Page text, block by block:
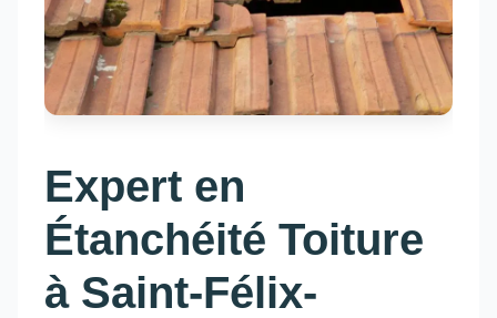
Expert en
Étanchéité Toiture
à Saint-Félix-